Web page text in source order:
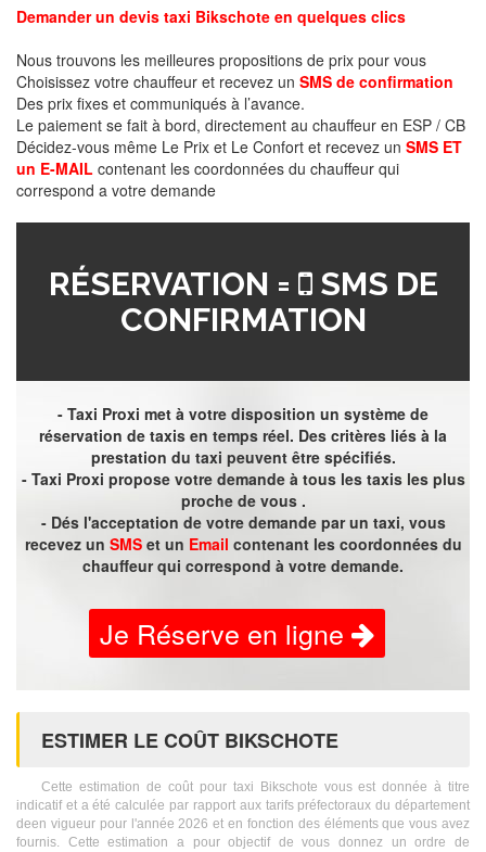
Demander un devis taxi Bikschote en quelques clics
Nous trouvons les meilleures propositions de prix pour vous
Choisissez votre chauffeur et recevez un SMS de confirmation
Des prix fixes et communiqués à l’avance.
Le paiement se fait à bord, directement au chauffeur en ESP / CB
Décidez-vous même Le Prix et Le Confort et recevez un SMS ET
un E-MAIL contenant les coordonnées du chauffeur qui
correspond a votre demande
RÉSERVATION =
SMS DE
CONFIRMATION
- Taxi Proxi met à votre disposition un système de
réservation de taxis en temps réel. Des critères liés à la
prestation du taxi peuvent être spécifiés.
- Taxi Proxi propose votre demande à tous les taxis les plus
proche de vous .
- Dés l'acceptation de votre demande par un taxi, vous
recevez un SMSet un Email contenant les coordonnées du
chauffeur qui correspond à votre demande.
Je Réserve en ligne
ESTIMER LE COÛT BIKSCHOTE
Cette estimation de coût pour taxi Bikschote vous est donnée à titre
indicatif et a été calculée par rapport aux tarifs préfectoraux du département
deen vigueur pour l'année 2026 et en fonction des éléments que vous avez
fournis. Cette estimation a pour objectif de vous donnez un ordre de